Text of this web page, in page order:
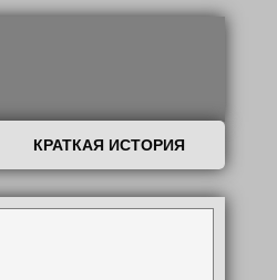
КРАТКАЯ ИСТОРИЯ